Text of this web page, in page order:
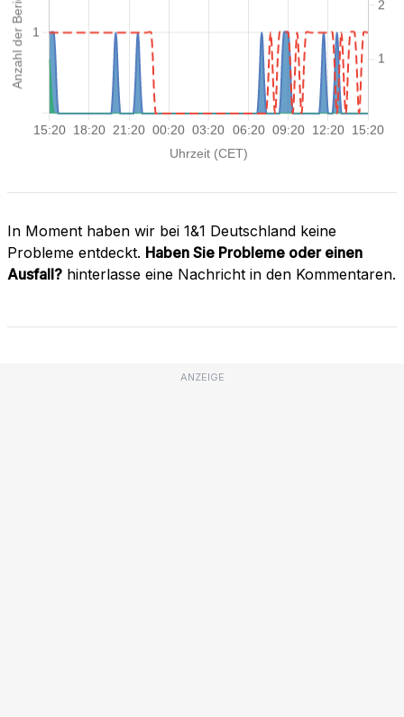
In Moment haben wir bei 1&1 Deutschland keine
Probleme entdeckt. Haben Sie Probleme oder einen
Ausfall? hinterlasse eine Nachricht in den Kommentaren.
ANZEIGE